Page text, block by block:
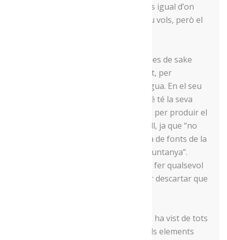
Japó l’arròs es compra aquí i allà i és igual d’on
sigui, mentre sigui la varietat que tu vols, però el
De fet, apunta que les grans marques de sake
japoneses tenen la seva pròpia font, per
assegurar una bona qualitat de l’aigua. En el seu
cas, i sense que sigui seva, ell també té la seva
pròpia font, d’on es nodreix d’aigua per produir el
seu sake. Es tracta de la font del Coll, ja que “no
està clorada, a diferència de la resta de fonts de la
zona i ve directa del desglaç de la muntanya”.
Igualment, deixa clar que “abans de fer qualsevol
producció, faig analitzar l’aigua, per descartar que
Més enllà de l’aigua, Campins se les ha vist de tots
colors per poder disposar de tots els elements